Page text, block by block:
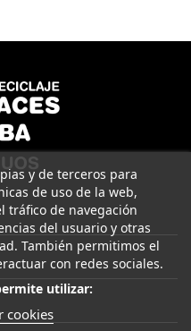
y de terceros para
de uso de la web,
tráfico de navegación
del usuario y otras
También permitimos el
con redes sociales.
utilizar:
cookies